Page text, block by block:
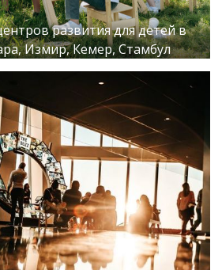
развития для детей в
Измир, Кемер, Стамбул